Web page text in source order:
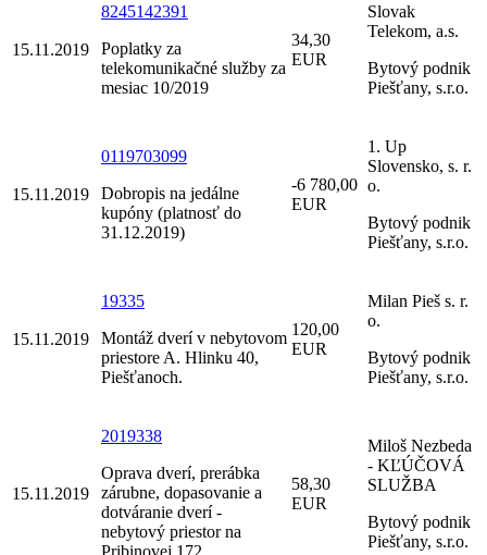
15.11.2019
8245142391
Poplatky za
telekomunikačné služby za
mesiac 10/2019
34,30
EUR
Slovak
Telekom, a.s.
Bytový podnik
Piešťany, s.r.o.
15.11.2019
0119703099
Dobropis na jedálne
kupóny (platnosť do
31.12.2019)
-6 780,00
EUR
1. Up
Slovensko, s. r.
o.
Bytový podnik
Piešťany, s.r.o.
15.11.2019
19335
Montáž dverí v nebytovom
priestore A. Hlinku 40,
Piešťanoch.
120,00
EUR
Milan Pieš s. r.
o.
Bytový podnik
Piešťany, s.r.o.
15.11.2019
2019338
Oprava dverí, prerábka
zárubne, dopasovanie a
dotváranie dverí -
nebytový priestor na
Pribinovej 172
58,30
EUR
Miloš Nezbeda
- KĽÚČOVÁ
SLUŽBA
Bytový podnik
Piešťany, s.r.o.